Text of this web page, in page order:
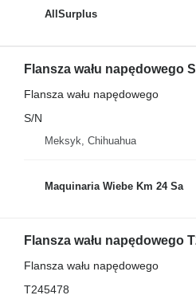
AllSurplus
Flansza wału napędowego
Flansza wału napędowego
S/N
Meksyk, Chihuahua
Maquinaria Wiebe Km 24 Sa
Flansza wału napędowego
Flansza wału napędowego
T245478